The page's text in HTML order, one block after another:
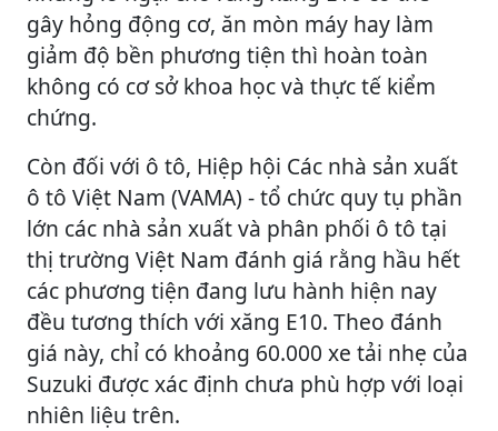
gây hỏng động cơ, ăn mòn máy hay làm
giảm độ bền phương tiện thì hoàn toàn
không có cơ sở khoa học và thực tế kiểm
chứng.
Còn đối với ô tô, Hiệp hội Các nhà sản xuất
ô tô Việt Nam (VAMA) - tổ chức quy tụ phần
lớn các nhà sản xuất và phân phối ô tô tại
thị trường Việt Nam đánh giá rằng hầu hết
các phương tiện đang lưu hành hiện nay
đều tương thích với xăng E10. Theo đánh
giá này, chỉ có khoảng 60.000 xe tải nhẹ của
Suzuki được xác định chưa phù hợp với loại
nhiên liệu trên.